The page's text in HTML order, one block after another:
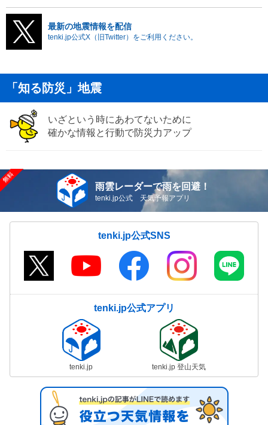
最新の地震情報を配信
tenki.jp公式X（旧Twitter）をご利用ください。
「知る防災」地震
いざという時にあわてないために
確かな情報と行動で防災力アップ
雨雲レーダーで雨を回避！
tenki.jp公式 天気予報アプリ
tenki.jp公式SNS
tenki.jp公式アプリ
tenki.jp tenki.jp 登山天気